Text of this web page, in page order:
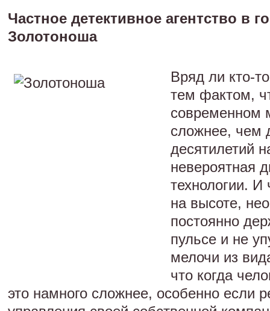
Частное детективное агентство в
Золотоноша
Вряд ли кто-
тем фактом,
современном
сложнее, чем
десятилетий
невероятная
технологии. И
на высоте,
постоянно
пульсе и не
мелочи из
что когда
это намного сложнее, особенно если